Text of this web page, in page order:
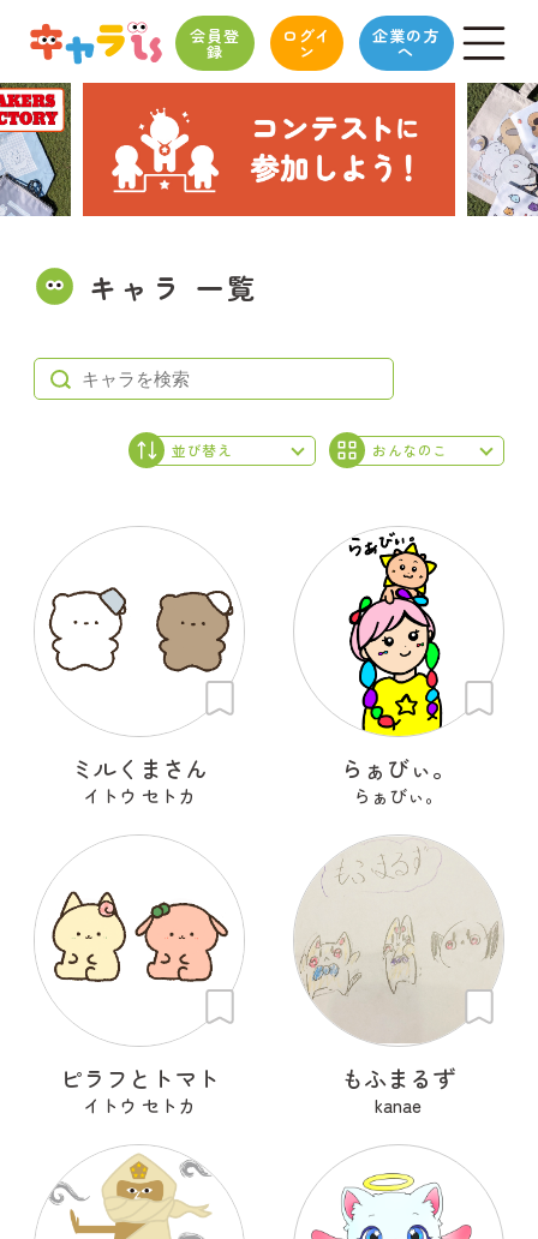
会員登
録
ログイ
ン
企業の方
へ
キャラ 一覧
ミルくまさん
イトウ セトカ
らぁびぃ。
らぁびぃ。
ピラフとトマト
イトウ セトカ
もふまるず
kanae